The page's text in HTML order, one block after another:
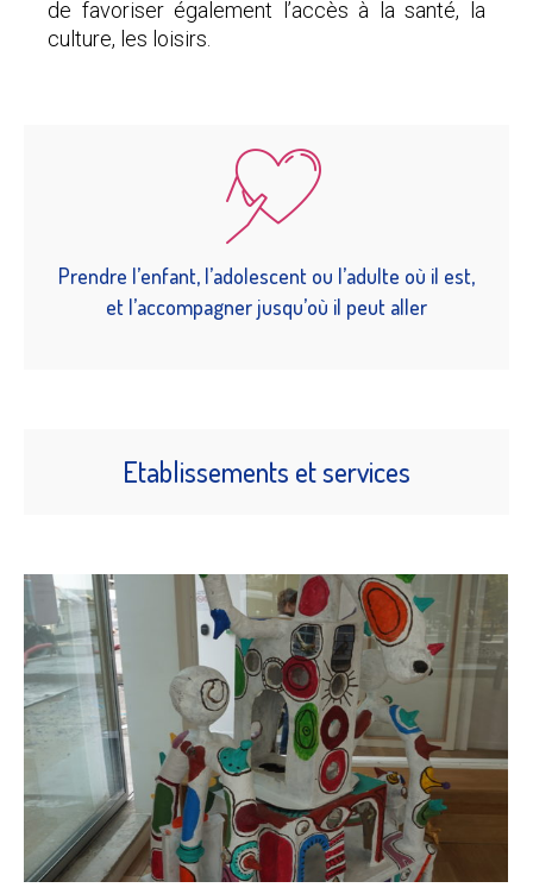
de favoriser également l’accès à la santé, la
culture, les loisirs.
Prendre l’enfant, l’adolescent ou l’adulte où il est,
et l’accompagner jusqu’où il peut aller
Etablissements et services